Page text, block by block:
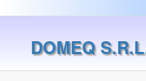
DOMEQ